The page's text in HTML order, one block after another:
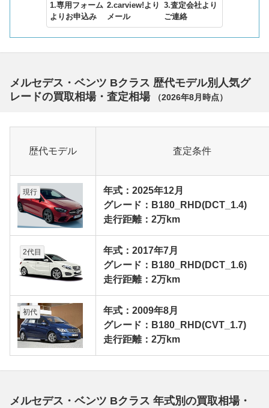
1.専用フォーム
よりお申込み
2.carview!より
メール
3.査定会社より
ご連絡
メルセデス・ベンツ Bクラス 歴代モデル別人気グ
レードの買取相場・査定相場
（2026年8月 時点）
歴代モデル 査定条件
現行
年式：2025年12月
グレード：B180_RHD(DCT_1.4)
走行距離：2万km
2代目
年式：2017年7月
グレード：B180_RHD(DCT_1.6)
走行距離：2万km
初代
年式：2009年8月
グレード：B180_RHD(CVT_1.7)
走行距離：2万km
メルセデス・ベンツ Bクラス 年式別の買取相場・